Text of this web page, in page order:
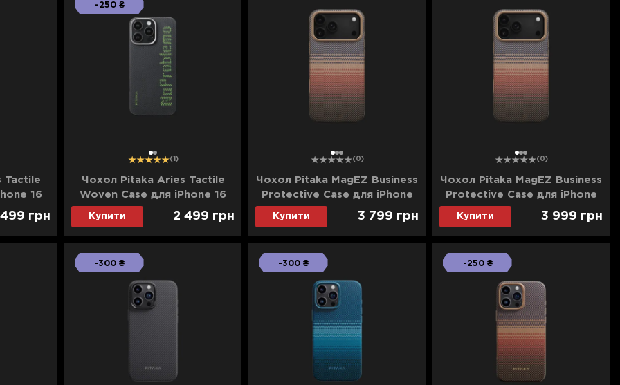
Tactile
16
грн
12
-250 ₴
(1)
Чохол Pitaka Aries Tactile
Woven Case для iPhone 16
Pro NoProblemo
Купити 2 499 грн
12 3 (0)
Чохол Pitaka MagEZ Business
Protective Case для iPhone
17 Pro (Sunset)
Купити 3 799 грн
12 3 (0)
Чохол Pitaka MagEZ Business
Protective Case для iPhone
17 Pro Max (Sunset)
Купити 3 999 грн
-300 ₴ -300 ₴ -250 ₴